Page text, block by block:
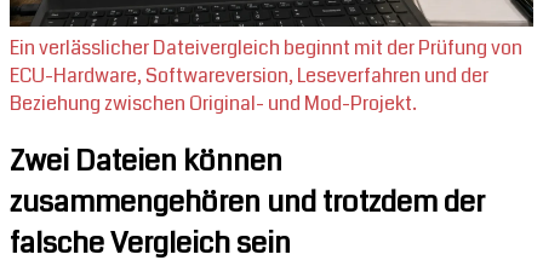
Ein verlässlicher Dateivergleich beginnt mit der Prüfung von
ECU-Hardware, Softwareversion, Leseverfahren und der
Beziehung zwischen Original- und Mod-Projekt.
Zwei Dateien können
zusammengehören und trotzdem der
falsche Vergleich sein